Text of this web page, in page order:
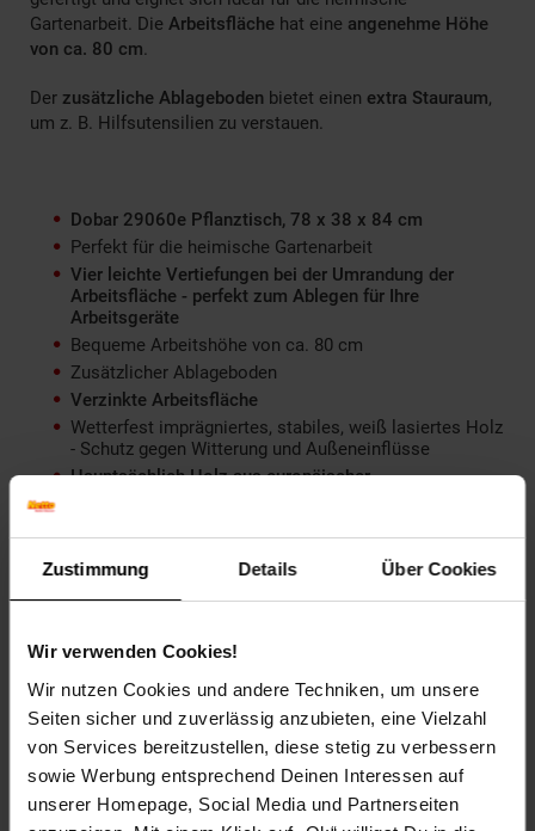
Zustimmung Details Über Cookies
Wir verwenden Cookies!
Wir nutzen Cookies und andere Techniken, um unsere
Seiten sicher und zuverlässig anzubieten, eine Vielzahl
von Services bereitzustellen, diese stetig zu verbessern
sowie Werbung entsprechend Deinen Interessen auf
unserer Homepage, Social Media und Partnerseiten
Gartenarbeit. Die Arbeitsfläche hat eine angenehme Höhe
von ca. 80 cm.
Der zusätzliche Ablageboden bietet einen extra Stauraum,
um z. B. Hilfsutensilien zu verstauen.
Dobar 29060e Pflanztisch, 78 x 38 x 84 cm
Perfekt für die heimische Gartenarbeit
Vier leichte Vertiefungen bei der Umrandung der
Arbeitsfläche - perfekt zum Ablegen für Ihre
Arbeitsgeräte
Bequeme Arbeitshöhe von ca. 80 cm
Zusätzlicher Ablageboden
Verzinkte Arbeitsfläche
Wetterfest imprägniertes, stabiles, weiß lasiertes Holz
- Schutz gegen Witterung und Außeneinflüsse
Hauptsächlich Holz aus europäischer
Qualitätsproduktion
Maße und Gewicht
Maße: ca. B 78 x H 84 x T 38 cm
Gewicht: ca. 9,0 kg
Artikelnummer: 1625575000
EAN: 4055894290606
Artikel gehört zur Kategorie: